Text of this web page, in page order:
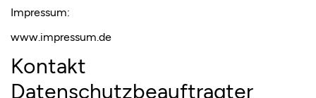
Impressum:
www.impressum.de
Kontakt
Datenschutzbeauftragter